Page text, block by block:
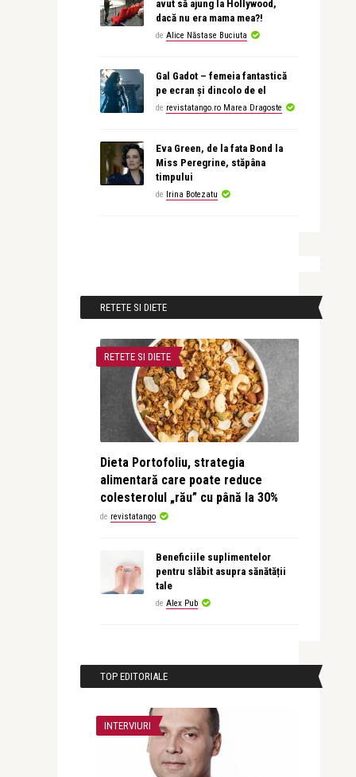
avut să ajung la Hollywood,
dacă nu era mama mea?!
de Alice Năstase Buciuta
Gal Gadot – femeia fantastică
pe ecran și dincolo de el
de revistatango.ro Marea Dragoste
Eva Green, de la fata Bond la
Miss Peregrine, stăpâna
timpului
de Irina Botezatu
RETETE SI DIETE
RETETE SI DIETE
Dieta Portofoliu, strategia
alimentară care poate reduce
colesterolul „rău” cu până la 30%
de revistatango
Beneficiile suplimentelor
pentru slăbit asupra sănătății
tale
de Alex Pub
TOP EDITORIALE
INTERVIURI